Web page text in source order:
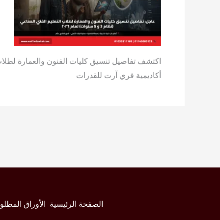
أكاديمية فري آرت للقدرات
الصفحة الرئيسية الأوراق